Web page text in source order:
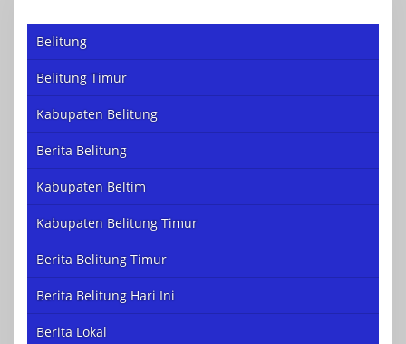
Belitung
Belitung Timur
Kabupaten Belitung
Berita Belitung
Kabupaten Beltim
Kabupaten Belitung Timur
Berita Belitung Timur
Berita Belitung Hari Ini
Berita Lokal